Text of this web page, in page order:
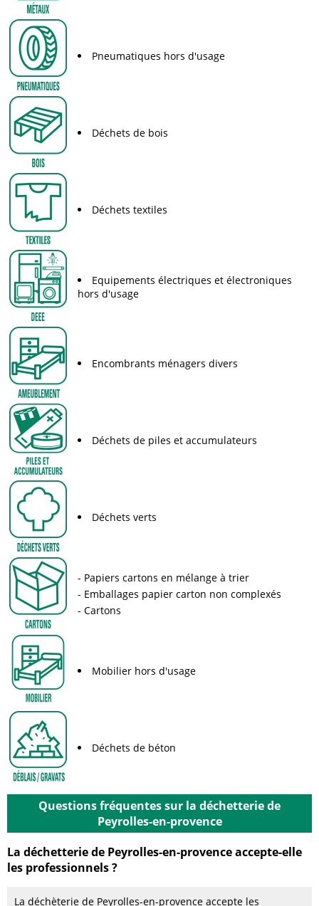
Pneumatiques hors d'usage
Déchets de bois
Déchets textiles
Equipements électriques et électroniques
hors d'usage
Encombrants ménagers divers
Déchets de piles et accumulateurs
Déchets verts
Papiers cartons en mélange à trier
Emballages papier carton non complexés
Cartons
Mobilier hors d'usage
Déchets de béton
Questions fréquentes sur la déchetterie de
Peyrolles-en-provence
La déchetterie de Peyrolles-en-provence accepte-elle
les professionnels ?
La déchèterie de Peyrolles-en-provence accepte les